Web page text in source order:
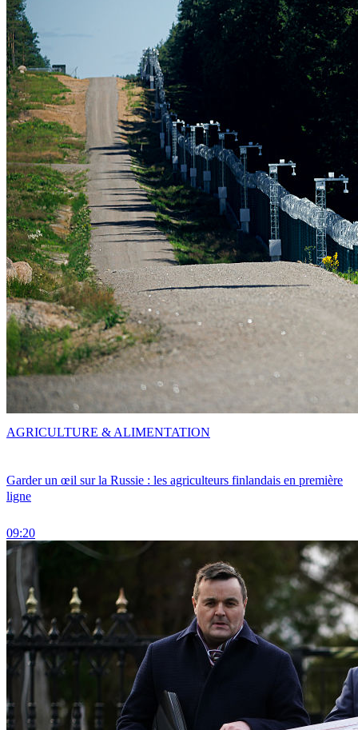
Garder un œil sur la Russie : les agriculteurs finlandais en première
ligne
09:20
AGRICULTURE & ALIMENTATION